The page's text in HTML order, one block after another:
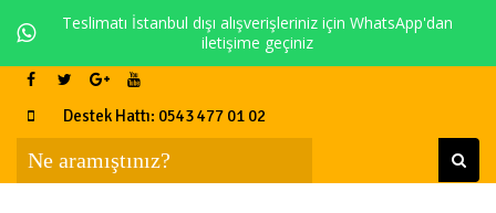
Teslimatı İstanbul dışı alışverişleriniz için WhatsApp'dan
iletişime geçiniz
Destek Hattı: 0543 477 01 02